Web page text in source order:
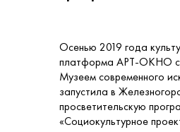
Осенью 2019 года
платформа АРТ-ОКНО
Музеем современного
запустила в
просветительскую
«Социокультурное